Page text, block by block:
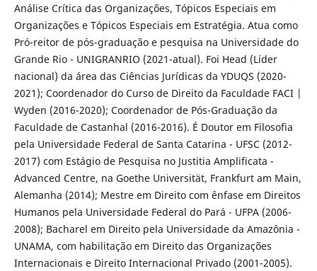
Análise Crítica das Organizações, Tópicos Especiais em
Organizações e Tópicos Especiais em Estratégia. Atua como
Pró-reitor de pós-graduação e pesquisa na Universidade do
Grande Rio - UNIGRANRIO (2021-atual). Foi Head (Líder
nacional) da área das Ciências Jurídicas da YDUQS (2020-
2021); Coordenador do Curso de Direito da Faculdade FACI |
Wyden (2016-2020); Coordenador de Pós-Graduação da
Faculdade de Castanhal (2016-2016). É Doutor em Filosofia
pela Universidade Federal de Santa Catarina - UFSC (2012-
2017) com Estágio de Pesquisa no Justitia Amplificata -
Advanced Centre, na Goethe Universität, Frankfurt am Main,
Alemanha (2014); Mestre em Direito com ênfase em Direitos
Humanos pela Universidade Federal do Pará - UFPA (2006-
2008); Bacharel em Direito pela Universidade da Amazônia -
UNAMA, com habilitação em Direito das Organizações
Internacionais e Direito Internacional Privado (2001-2005).